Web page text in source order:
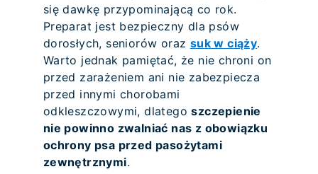
się dawkę przypominającą co rok.
Preparat jest bezpieczny dla psów
dorosłych, seniorów oraz suk w ciąży.
Warto jednak pamiętać, że nie chroni on
przed zarażeniem ani nie zabezpiecza
przed innymi chorobami
odkleszczowymi, dlategoszczepienie
nie powinno zwalniać nas z obowiązku
ochrony psa przed pasożytami
zewnętrznymi.